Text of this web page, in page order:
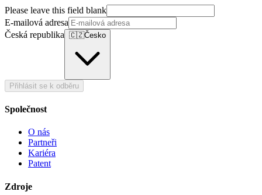
Please leave this field blank
E-mailová adresa
Česká republika 🇨🇿Česko
Přihlásit se k odběru
Společnost
O nás
Partneři
Kariéra
Patent
Zdroje